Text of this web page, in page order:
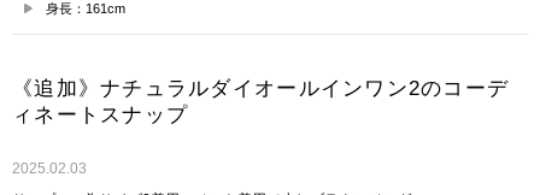
身長：161cm
《追加》ナチュラルダイオールインワン2のコーデ
ィネートスナップ
2025.02.03